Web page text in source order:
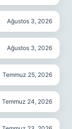
Ağustos 3, 2026
Ağustos 3, 2026
Temmuz 25, 2026
Temmuz 24, 2026